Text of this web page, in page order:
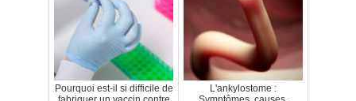
Pourquoi est-il si difficile de
L'ankylostome :